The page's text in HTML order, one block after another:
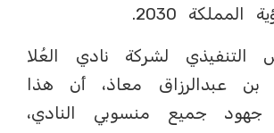
2030.
التنفيذي لشركة نادي العُلا
بن عبدالرزاق معاذ، أن هذا
جهود جميع منسوبي النادي،